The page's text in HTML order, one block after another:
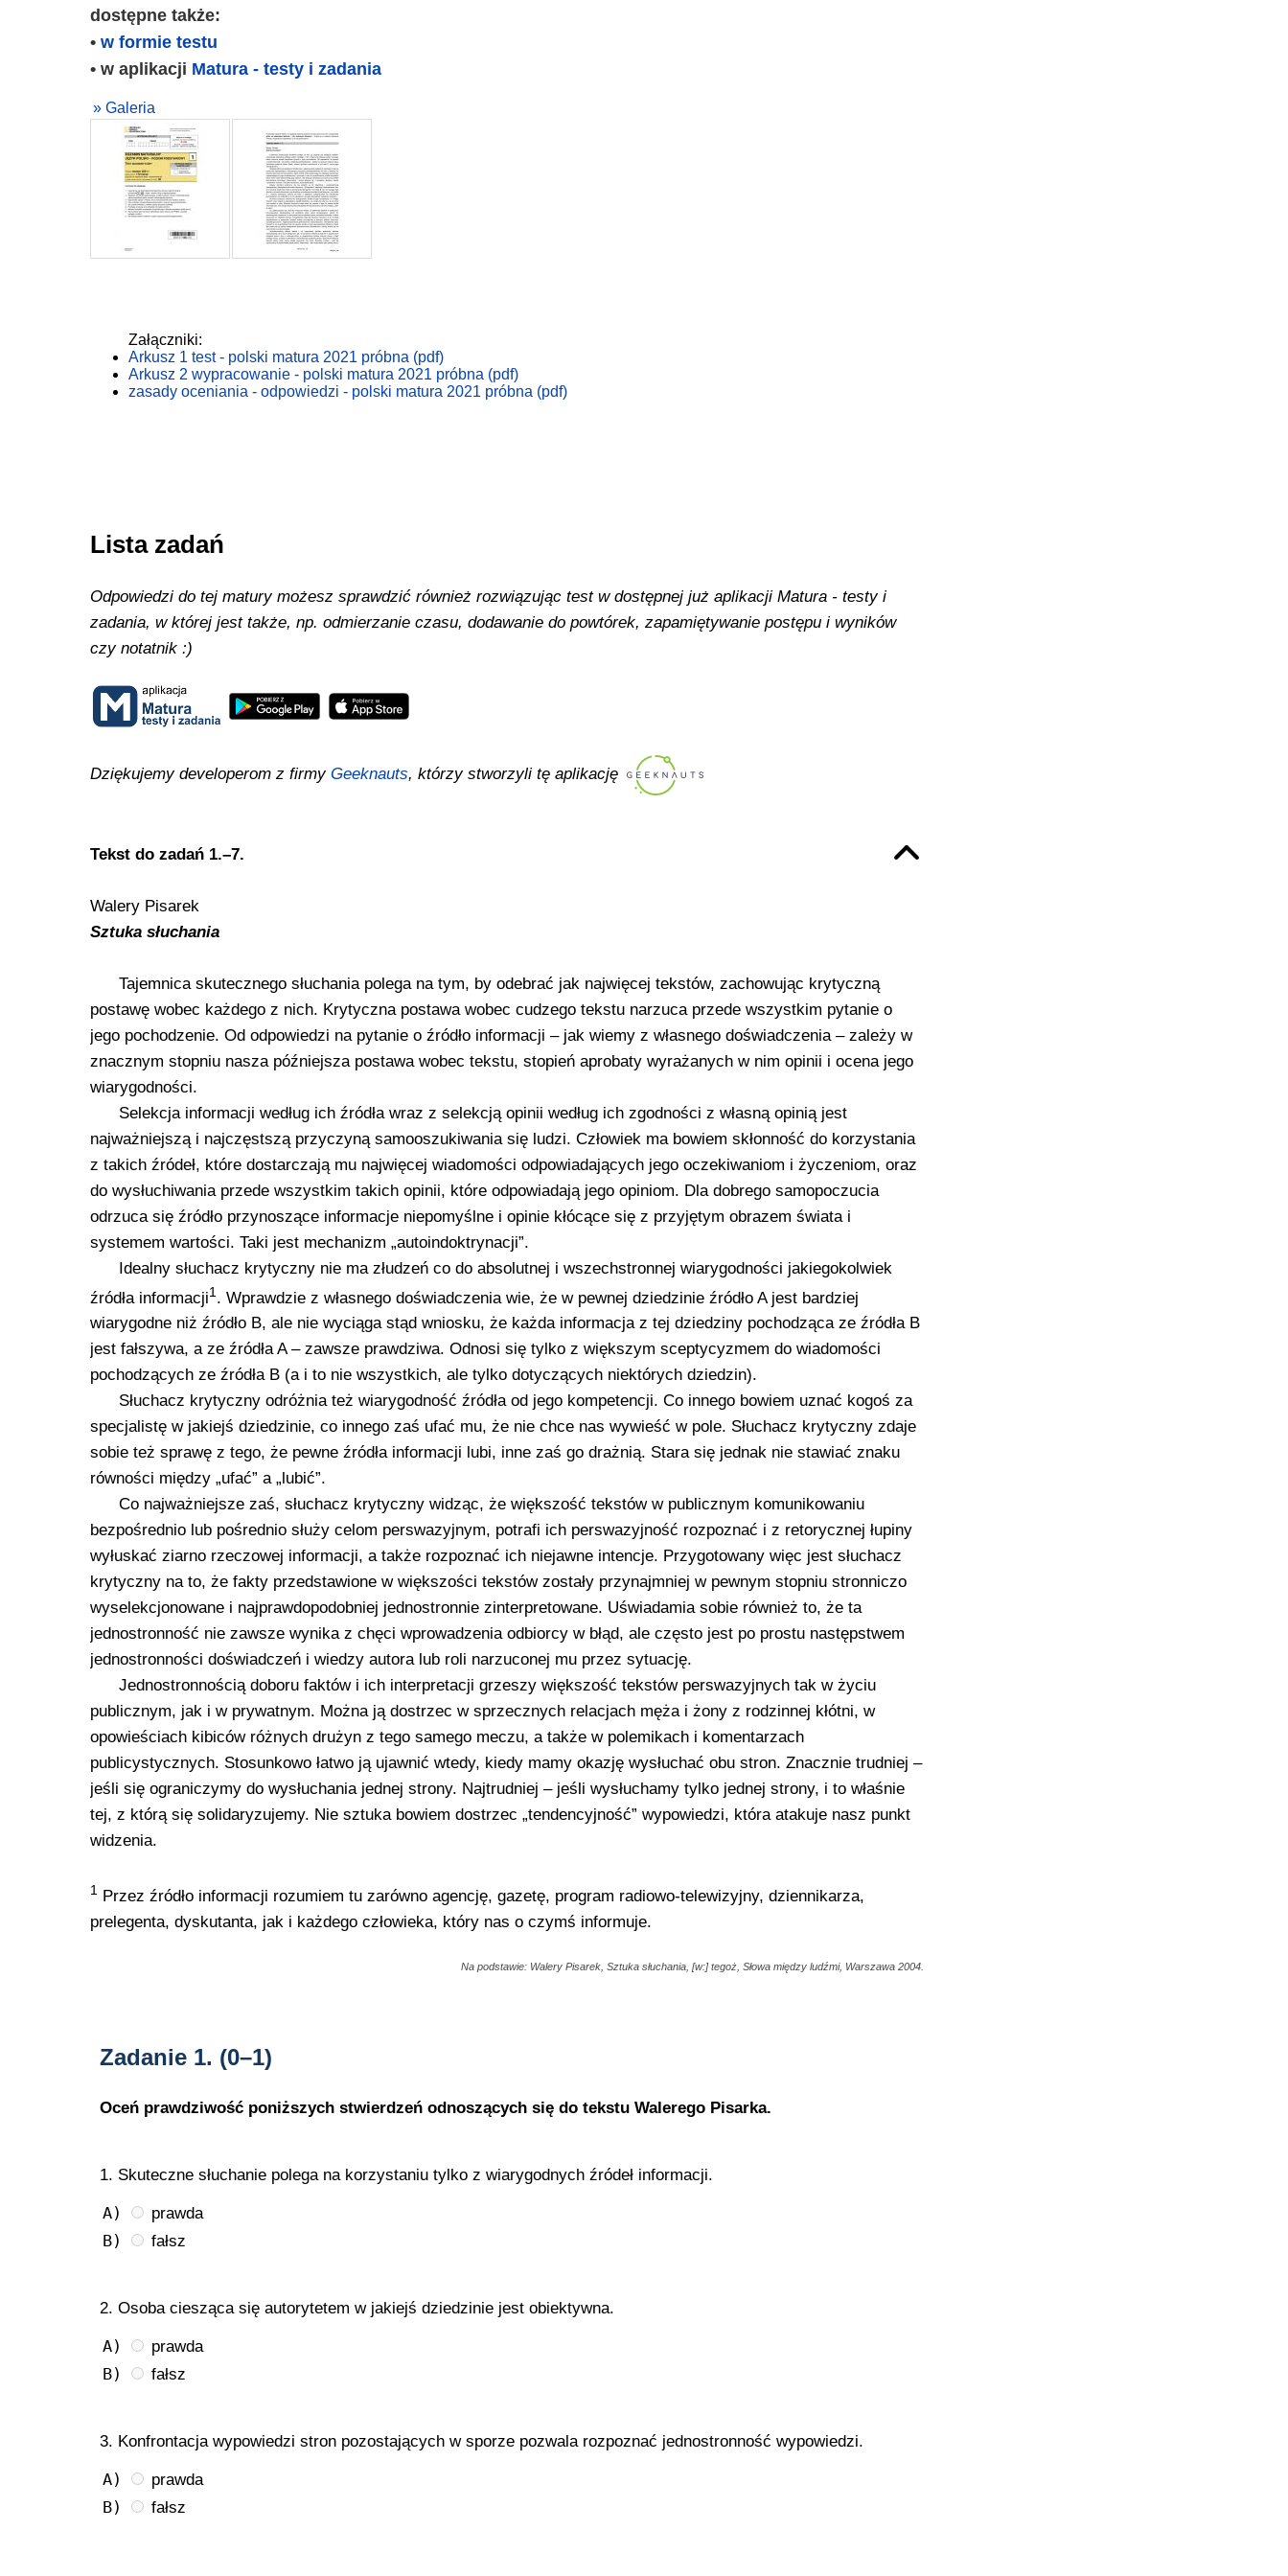
dostępne także:
• w formie testu
• w aplikacji Matura - testy i zadania
» Galeria
Załączniki:
Arkusz 1 test - polski matura 2021 próbna (pdf)
Arkusz 2 wypracowanie - polski matura 2021 próbna (pdf)
zasady oceniania - odpowiedzi - polski matura 2021 próbna (pdf)
Lista zadań
Odpowiedzi do tej matury możesz sprawdzić również rozwiązując test w dostępnej już aplikacji Matura - testy i
zadania, w której jest także, np. odmierzanie czasu, dodawanie do powtórek, zapamiętywanie postępu i wyników
czy notatnik :)
Dziękujemy developerom z firmy Geeknauts, którzy stworzyli tę aplikację
Tekst do zadań 1.–7.
Walery Pisarek
Sztuka słuchania
Tajemnica skutecznego słuchania polega na tym, by odebrać jak najwięcej tekstów, zachowując krytyczną
postawę wobec każdego z nich. Krytyczna postawa wobec cudzego tekstu narzuca przede wszystkim pytanie o
jego pochodzenie. Od odpowiedzi na pytanie o źródło informacji – jak wiemy z własnego doświadczenia – zależy w
znacznym stopniu nasza późniejsza postawa wobec tekstu, stopień aprobaty wyrażanych w nim opinii i ocena jego
wiarygodności.
Selekcja informacji według ich źródła wraz z selekcją opinii według ich zgodności z własną opinią jest
najważniejszą i najczęstszą przyczyną samooszukiwania się ludzi. Człowiek ma bowiem skłonność do korzystania
z takich źródeł, które dostarczają mu najwięcej wiadomości odpowiadających jego oczekiwaniom i życzeniom, oraz
do wysłuchiwania przede wszystkim takich opinii, które odpowiadają jego opiniom. Dla dobrego samopoczucia
odrzuca się źródło przynoszące informacje niepomyślne i opinie kłócące się z przyjętym obrazem świata i
systemem wartości. Taki jest mechanizm „autoindoktrynacji”.
Idealny słuchacz krytyczny nie ma złudzeń co do absolutnej i wszechstronnej wiarygodności jakiegokolwiek
źródła informacji1 . Wprawdzie z własnego doświadczenia wie, że w pewnej dziedzinie źródło A jest bardziej
wiarygodne niż źródło B, ale nie wyciąga stąd wniosku, że każda informacja z tej dziedziny pochodząca ze źródła B
jest fałszywa, a ze źródła A – zawsze prawdziwa. Odnosi się tylko z większym sceptycyzmem do wiadomości
pochodzących ze źródła B (a i to nie wszystkich, ale tylko dotyczących niektórych dziedzin).
Słuchacz krytyczny odróżnia też wiarygodność źródła od jego kompetencji. Co innego bowiem uznać kogoś za
specjalistę w jakiejś dziedzinie, co innego zaś ufać mu, że nie chce nas wywieść w pole. Słuchacz krytyczny zdaje
sobie też sprawę z tego, że pewne źródła informacji lubi, inne zaś go drażnią. Stara się jednak nie stawiać znaku
równości między „ufać” a „lubić”.
Co najważniejsze zaś, słuchacz krytyczny widząc, że większość tekstów w publicznym komunikowaniu
bezpośrednio lub pośrednio służy celom perswazyjnym, potrafi ich perswazyjność rozpoznać i z retorycznej łupiny
wyłuskać ziarno rzeczowej informacji, a także rozpoznać ich niejawne intencje. Przygotowany więc jest słuchacz
krytyczny na to, że fakty przedstawione w większości tekstów zostały przynajmniej w pewnym stopniu stronniczo
wyselekcjonowane i najprawdopodobniej jednostronnie zinterpretowane. Uświadamia sobie również to, że ta
jednostronność nie zawsze wynika z chęci wprowadzenia odbiorcy w błąd, ale często jest po prostu następstwem
jednostronności doświadczeń i wiedzy autora lub roli narzuconej mu przez sytuację.
Jednostronnością doboru faktów i ich interpretacji grzeszy większość tekstów perswazyjnych tak w życiu
publicznym, jak i w prywatnym. Można ją dostrzec w sprzecznych relacjach męża i żony z rodzinnej kłótni, w
opowieściach kibiców różnych drużyn z tego samego meczu, a także w polemikach i komentarzach
publicystycznych. Stosunkowo łatwo ją ujawnić wtedy, kiedy mamy okazję wysłuchać obu stron. Znacznie trudniej –
jeśli się ograniczymy do wysłuchania jednej strony. Najtrudniej – jeśli wysłuchamy tylko jednej strony, i to właśnie
tej, z którą się solidaryzujemy. Nie sztuka bowiem dostrzec „tendencyjność” wypowiedzi, która atakuje nasz punkt
widzenia.
1 Przez źródło informacji rozumiem tu zarówno agencję, gazetę, program radiowo-telewizyjny, dziennikarza,
prelegenta, dyskutanta, jak i każdego człowieka, który nas o czymś informuje.
Na podstawie: Walery Pisarek, Sztuka słuchania, [w:] tegoż, Słowa między ludźmi, Warszawa 2004.
Zadanie 1. (0–1)
Oceń prawdziwość poniższych stwierdzeń odnoszących się do tekstu Walerego Pisarka.
1. Skuteczne słuchanie polega na korzystaniu tylko z wiarygodnych źródeł informacji.
A) prawda
B) fałsz
2. Osoba ciesząca się autorytetem w jakiejś dziedzinie jest obiektywna.
A) prawda
B) fałsz
3. Konfrontacja wypowiedzi stron pozostających w sporze pozwala rozpoznać jednostronność wypowiedzi.
A) prawda
B) fałsz